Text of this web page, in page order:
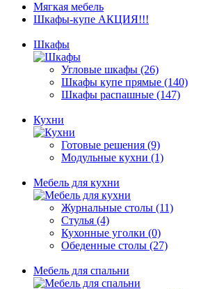
Мягкая мебель
Шкафы-купе АКЦИЯ!!!
Шкафы
Угловые шкафы (26)
Шкафы купе прямые (140)
Шкафы распашные (147)
Кухни
Готовые решения (9)
Модульные кухни (1)
Мебель для кухни
Журнальные столы (11)
Стулья (4)
Кухонные уголки (0)
Обеденные столы (27)
Мебель для спальни